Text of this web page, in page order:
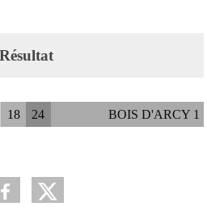
Résultat
18 24 BOIS D'ARCY 1